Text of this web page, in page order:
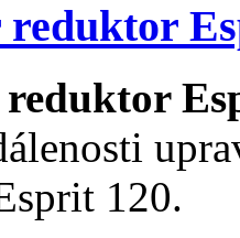
reduktor
120.